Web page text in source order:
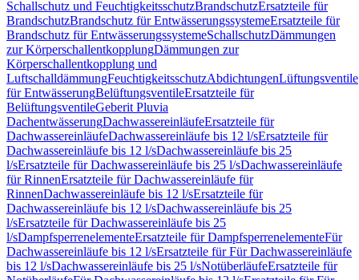
Schallschutz und FeuchtigkeitsschutzBrandschutzErsatzteile für
BrandschutzBrandschutz für EntwässerungssystemeErsatzteile für
Brandschutz für EntwässerungssystemeSchallschutzDämmungen
zur KörperschallentkopplungDämmungen zur
Körperschallentkopplung und
LuftschalldämmungFeuchtigkeitsschutzAbdichtungenLüftungsventile
für EntwässerungBelüftungsventileErsatzteile für
BelüftungsventileGeberit Pluvia
DachentwässerungDachwassereinläufeErsatzteile für
DachwassereinläufeDachwassereinläufe bis 12 l/sErsatzteile für
Dachwassereinläufe bis 12 l/sDachwassereinläufe bis 25
l/sErsatzteile für Dachwassereinläufe bis 25 l/sDachwassereinläufe
für RinnenErsatzteile für Dachwassereinläufe für
RinnenDachwassereinläufe bis 12 l/sErsatzteile für
Dachwassereinläufe bis 12 l/sDachwassereinläufe bis 25
l/sErsatzteile für Dachwassereinläufe bis 25
l/sDampfsperrenelementeErsatzteile für DampfsperrenelementeFür
Dachwassereinläufe bis 12 l/sErsatzteile für Für Dachwassereinläufe
bis 12 l/sDachwassereinläufe bis 25 l/sNotüberläufeErsatzteile für